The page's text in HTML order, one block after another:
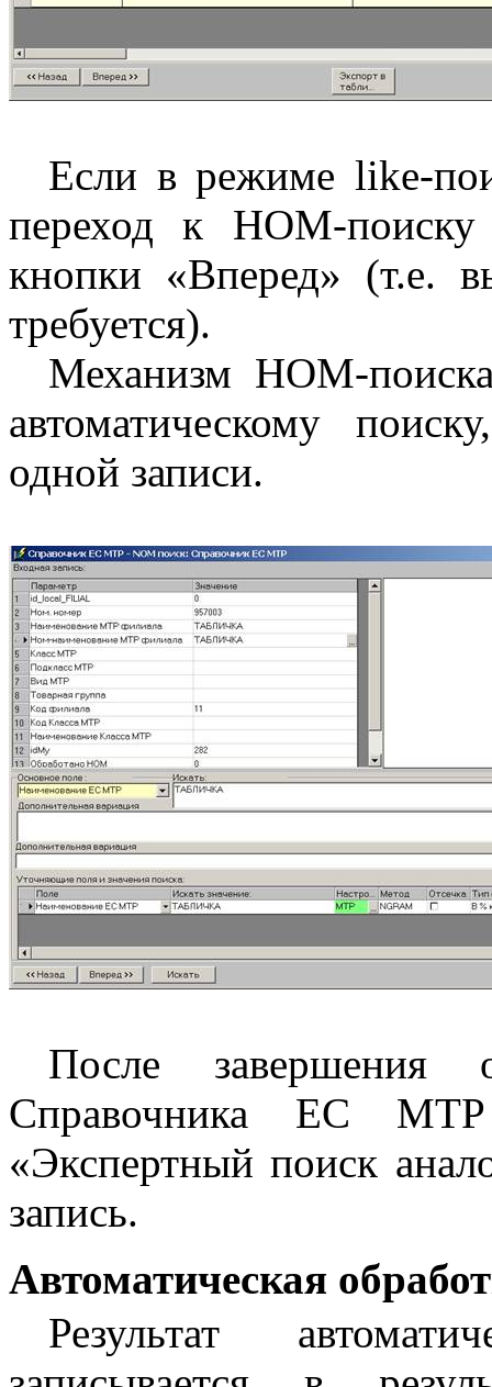
Если в режиме like-
переход к НОМ-поиску
кнопки «Вперед» (т.е.
требуется).
Механизм НОМ-
автоматическому
одной записи.
После завершения
Справочника ЕС
«Экспертный поиск
запись.
Автоматическая
Результат